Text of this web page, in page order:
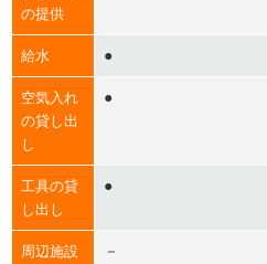
の提供
給水 ●
空気入れ
の貸し出
し
●
工具の貸
し出し
●
周辺施設
－